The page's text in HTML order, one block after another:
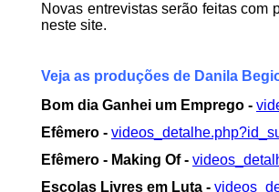
Novas entrevistas serão feitas
neste site.
Veja as produções de Danila
Bom dia Ganhei um Emprego -
Efêmero -
Efêmero - Making Of -
Escolas Livres em Luta -